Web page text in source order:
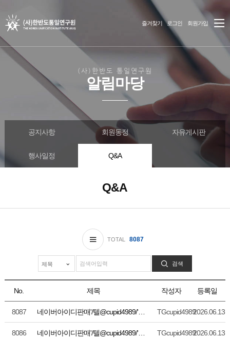
즐겨찾기 로그인 회원가입
(사)한반도 통일연구원
알림마당
공지사항 회원동정 자유게시판
행사일정 Q&A
Q&A
TOTAL 8087
검색
No. 제목 작성자 등록일
8087 네이버아이디판매'/텔@cupid4989/'틱톡아이디'페이스북'외국인'리뷰'계정'인스타그램'판매'트위터아이디'휴면아이디/TG:@xinxiandb TGcupid49892026.06.13
8086 네이버아이디판매'/텔@cupid4989/'틱톡아이디'페이스북'외국인'리뷰'계정'인스타그램'판매'트위터아이디'휴면아이디/TG:@xinxiandb TGcupid49892026.06.13